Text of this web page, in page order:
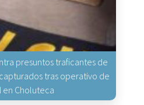
presuntos traficantes de
tras operativo de
en Choluteca